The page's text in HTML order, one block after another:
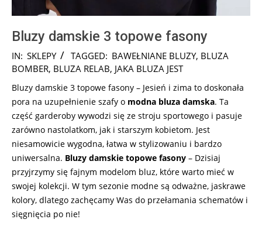
Bluzy damskie 3 topowe fasony
2025-
10-
IN: SKLEPY TAGGED: BAWEŁNIANE BLUZY, BLUZA
BOMBER, BLUZA RELAB, JAKA BLUZA JEST
Bluzy damskie 3 topowe fasony – Jesień i zima to doskonała
pora na uzupełnienie szafy o modna bluza damska. Ta
część garderoby wywodzi się ze stroju sportowego i pasuje
zarówno nastolatkom, jak i starszym kobietom. Jest
niesamowicie wygodna, łatwa w stylizowaniu i bardzo
uniwersalna. Bluzy damskie topowe fasony – Dzisiaj
przyjrzymy się fajnym modelom bluz, które warto mieć w
swojej kolekcji. W tym sezonie modne są odważne, jaskrawe
kolory, dlatego zachęcamy Was do przełamania schematów i
sięgnięcia po nie!